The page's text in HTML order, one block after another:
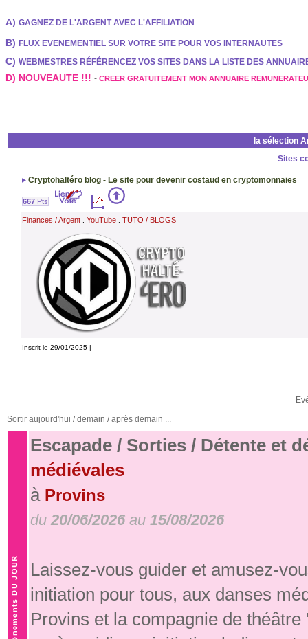
A) GAGNEZ DE L'ARGENT AVEC L'AFFILIATION
B) FLUX EVENEMENTIEL SUR VOTRE SITE POUR VOS INTERNAUTES
C) WEBMESTRES RÉFÉRENCEZ VOS SITES DANS LA LISTE DES
D) NOUVEAUTE !!! - CREER GRATUITEMENT MON ANNUAIRE
la sélection
Sites
Cryptohaltéro blog - Le site pour devenir costaud en cryptomonnaies
667Pts
Finances / Argent, YouTube, TUTO / BLOGS
Inscrit le 29/01/2025 |
Sortir aujourd'hui / demain / après demain ...
Escapade / Sorties / Détente et
médiévales
à Provins
du 20/06/2026 au 15/08/2026
Laissez-vous guider et amusez-
initiation pour tous, aux danses
Provins et la compagnie de